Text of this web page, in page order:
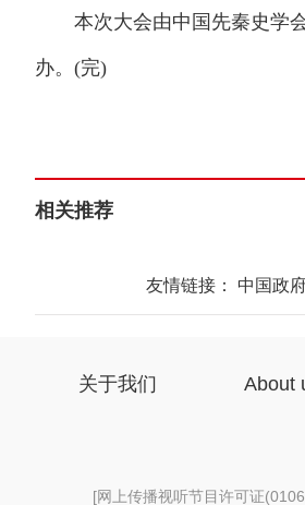
本次大会由中国先秦史学会
办。(完)
相关推荐
友情链接： 中国政
关于我们 About
[网上传播视听节目许可证